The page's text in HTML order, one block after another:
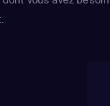
Castellaneta
(Bart